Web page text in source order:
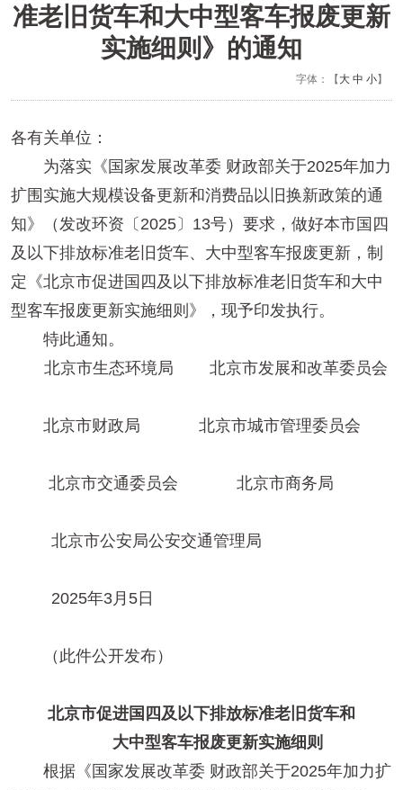
准老旧货车和大中型客车报废更新
实施细则》的通知
字体：【 大 中 小】
各有关单位：
为落实《国家发展改革委 财政部关于2025年加力
扩围实施大规模设备更新和消费品以旧换新政策的通
知》（发改环资〔2025〕13号）要求，做好本市国四
及以下排放标准老旧货车、大中型客车报废更新，制
定《北京市促进国四及以下排放标准老旧货车和大中
型客车报废更新实施细则》，现予印发执行。
特此通知。
北京市生态环境局 北京市发展和改革委员会
北京市财政局 北京市城市管理委员会
北京市交通委员会 北京市商务局
北京市公安局公安交通管理局
2025年3月5日
（此件公开发布）
北京市促进国四及以下排放标准老旧货车和
大中型客车报废更新实施细则
根据《国家发展改革委 财政部关于2025年加力扩